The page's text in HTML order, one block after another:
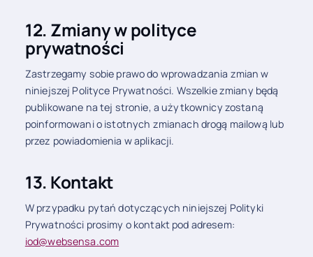
12. Zmiany w polityce
prywatności
Zastrzegamy sobie prawo do wprowadzania zmian w
niniejszej Polityce Prywatności. Wszelkie zmiany będą
publikowane na tej stronie, a użytkownicy zostaną
poinformowani o istotnych zmianach drogą mailową lub
przez powiadomienia w aplikacji.
13. Kontakt
W przypadku pytań dotyczących niniejszej Polityki
Prywatności prosimy o kontakt pod adresem:
iod@websensa.com